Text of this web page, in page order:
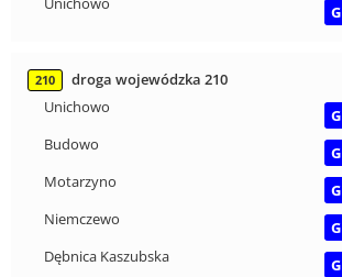
G
210
droga wojewódzka 210
Unichowo
G
Budowo
G
Motarzyno
G
Niemczewo
G
Dębnica Kaszubska
G